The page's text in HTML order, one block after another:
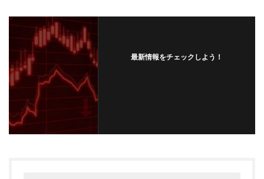
最新情報をチェックしよう！